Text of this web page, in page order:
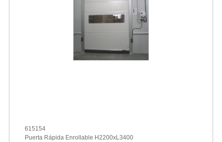
615154
Puerta Rápida Enrollable H2200xL3400